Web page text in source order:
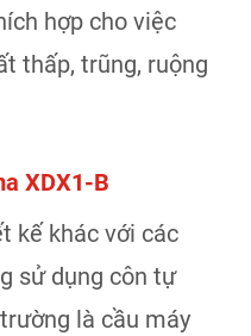
hợp cho việc
thấp, trũng, ruộng
XDX1-B
kế khác với các
sử dụng côn tự
là cầu máy